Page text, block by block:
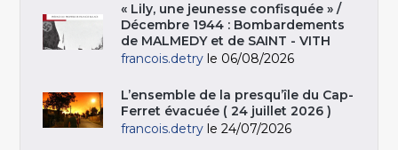
« Lily, une jeunesse confisquée » /
Décembre 1944 : Bombardements
de MALMEDY et de SAINT - VITH
francois.detry le 06/08/2026
L’ensemble de la presqu’île du Cap-
Ferret évacuée ( 24 juillet 2026 )
francois.detry le 24/07/2026